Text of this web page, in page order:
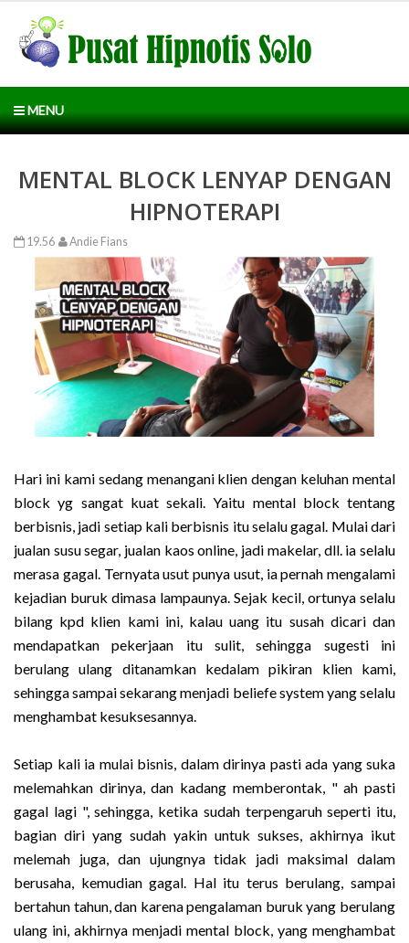
MENU
MENTAL BLOCK LENYAP DENGAN
HIPNOTERAPI
19.56 Andie Fians
Hari ini kami sedang menangani klien dengan keluhan mental
block yg sangat kuat sekali. Yaitu mental block tentang
berbisnis, jadi setiap kali berbisnis itu selalu gagal. Mulai dari
jualan susu segar, jualan kaos online, jadi makelar, dll. ia selalu
merasa gagal. Ternyata usut punya usut, ia pernah mengalami
kejadian buruk dimasa lampaunya. Sejak kecil, ortunya selalu
bilang kpd klien kami ini, kalau uang itu susah dicari dan
mendapatkan pekerjaan itu sulit, sehingga sugesti ini
berulang ulang ditanamkan kedalam pikiran klien kami,
sehingga sampai sekarang menjadi beliefe system yang selalu
menghambat kesuksesannya.
Setiap kali ia mulai bisnis, dalam dirinya pasti ada yang suka
melemahkan dirinya, dan kadang memberontak, " ah pasti
gagal lagi ", sehingga, ketika sudah terpengaruh seperti itu,
bagian diri yang sudah yakin untuk sukses, akhirnya ikut
melemah juga, dan ujungnya tidak jadi maksimal dalam
berusaha, kemudian gagal. Hal itu terus berulang, sampai
bertahun tahun, dan karena pengalaman buruk yang berulang
ulang ini, akhirnya menjadi mental block, yang menghambat